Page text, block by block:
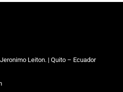
Leiton. | Quito – Ecuador